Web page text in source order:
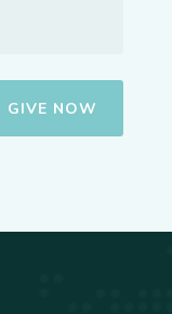
GIVE NOW